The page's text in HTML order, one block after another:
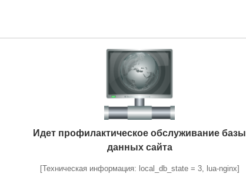
Идет профилактическое обслуживание базы
данных сайта
[Техническая информация: local_db_state = 3, lua-nginx]